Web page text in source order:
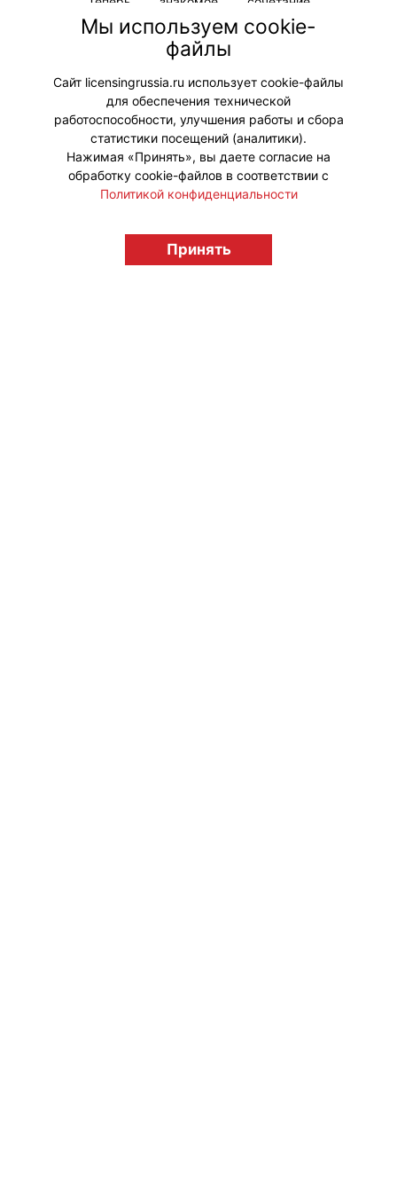
клубники и банана можно
попробовать в десертах и
милкшейке, а заодно оценить
новый алый Воппер Love Is…
#ПродвижениеБренда #Коллаборации
licensingrussia.ru, 2009-2026 12+
Мы используем cookie-
файлы
Сайт licensingrussia.ru использует cookie-файлы
для обеспечения технической
работоспособности, улучшения работы и сбора
статистики посещений (аналитики).
Нажимая «Принять», вы даете согласие на
обработку cookie-файлов в соответствии с
Политикой конфиденциальности
Принять